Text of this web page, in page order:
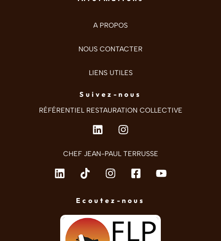
A PROPOS
NOUS CONTACTER
LIENS UTILES
Suivez-nous
RÉFÉRENTIEL RESTAURATION COLLECTIVE
CHEF JEAN-PAUL TERRUSSE
Ecoutez-nous